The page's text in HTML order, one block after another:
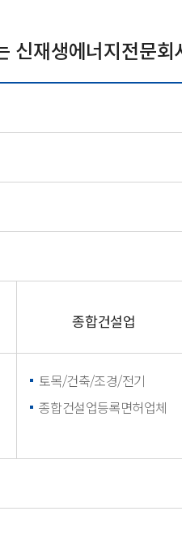
신재생에너지전문회
종합건설업
토목/건축/조경/전기
종합건설업등록면허업체